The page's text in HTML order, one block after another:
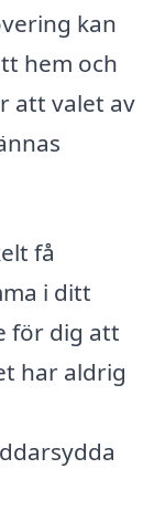
kan
hem och
att valet av
få
i ditt
för dig att
har aldrig